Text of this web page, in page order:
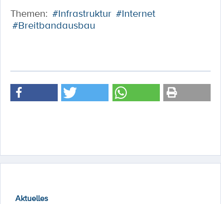
Themen: #Infrastruktur #Internet
#Breitbandausbau
Aktuelles